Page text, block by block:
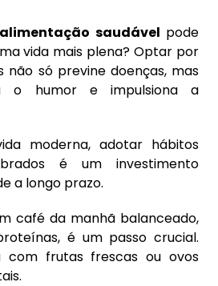
alimentação saudável pode
vida mais plena? Optar por
não só previne doenças, mas
o humor e impulsiona a
moderna, adotar hábitos
é um investimento
a longo prazo.
café da manhã balanceado,
é um passo crucial.
com frutas frescas ou ovos